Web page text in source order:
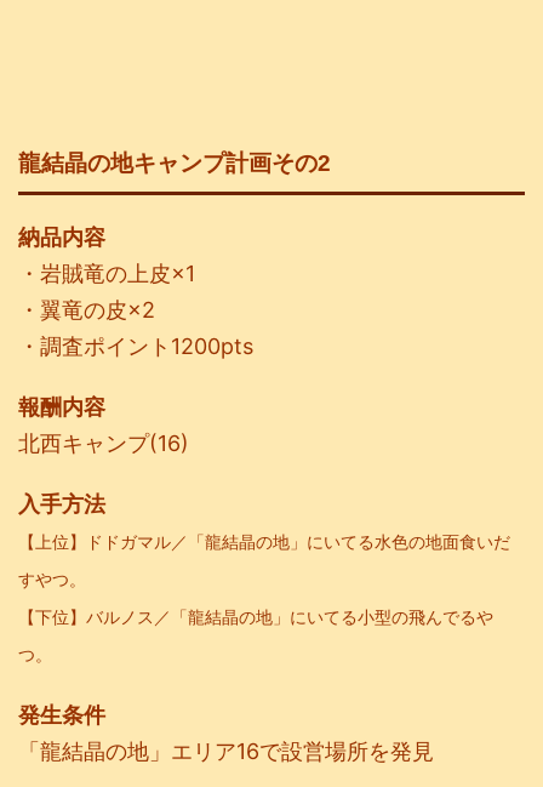
龍結晶の地キャンプ計画その2
納品内容
・岩賊竜の上皮×1
・翼竜の皮×2
・調査ポイント1200pts
報酬内容
北西キャンプ(16)
入手方法
【上位】ドドガマル／「龍結晶の地」にいてる水色の地面食いだ
すやつ。
【下位】バルノス／「龍結晶の地」にいてる小型の飛んでるや
つ。
発生条件
「龍結晶の地」エリア16で設営場所を発見